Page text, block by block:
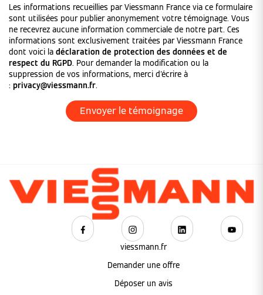
Les informations recueillies par Viessmann France via ce formulaire
sont utilisées pour publier anonymement votre témoignage. Vous
ne recevrez aucune information commerciale de notre part. Ces
informations sont exclusivement traitées par Viessmann France
dont voici la déclaration de protection des données et de
respect du RGPD. Pour demander la modification ou la
suppression de vos informations, merci d'écrire à
: privacy@viessmann.fr.
viessmann.fr
Demander une offre
Déposer un avis